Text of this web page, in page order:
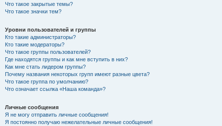
Что такое закрытые темы?
Что такое значки тем?
Уровни пользователей и группы
Кто такие администраторы?
Кто такие модераторы?
Что такое группы пользователей?
Где находятся группы и как мне вступить в них?
Как мне стать лидером группы?
Почему названия некоторых групп имеют разные цвета?
Что такое группа по умолчанию?
Что означает ссылка «Наша команда»?
Личные сообщения
Я не могу отправить личные сообщения!
Я постоянно получаю нежелательные личные сообщения!